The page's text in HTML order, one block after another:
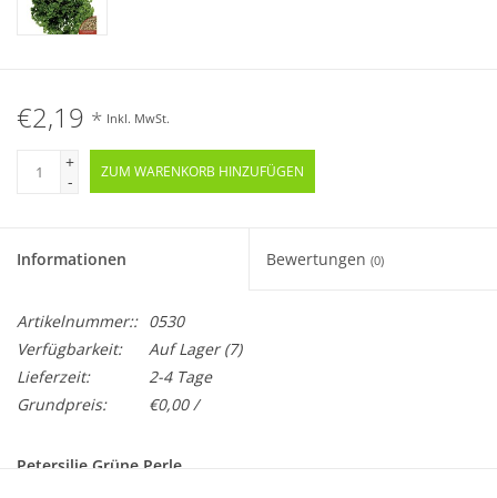
€2,19 * Inkl. MwSt.
+
-
ZUM WARENKORB HINZUFÜGEN
Informationen Bewertungen (0)
Artikelnummer:: 0530
Verfügbarkeit:
Auf Lager(7)
Lieferzeit:
2-4 Tage
Grundpreis:
€0,00 /
Petersilie Grüne Perle